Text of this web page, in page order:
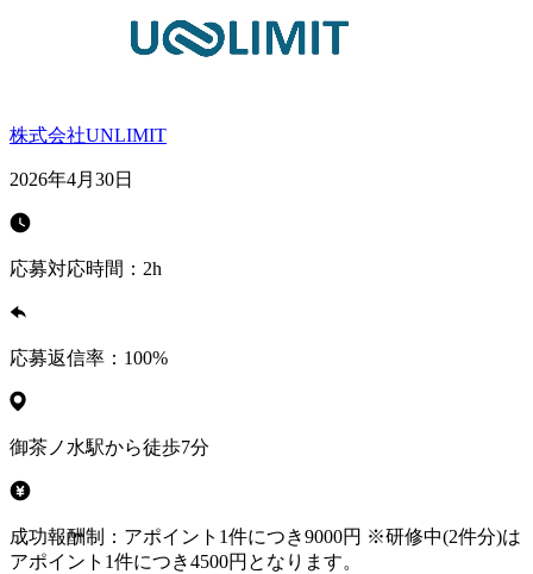
株式会社UNLIMIT
2026年4月30日
応募対応時間： 2h
応募返信率： 100%
御茶ノ水駅から徒歩7分
成功報酬制：アポイント1件につき9000円 ※研修中(2件分)は
アポイント1件につき4500円となります。